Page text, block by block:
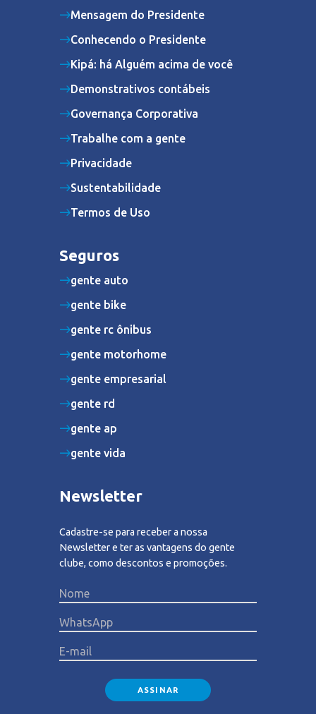
Mensagem do Presidente
Conhecendo o Presidente
Kipá: há Alguém acima de você
Demonstrativos contábeis
Governança Corporativa
Trabalhe com a gente
Privacidade
Sustentabilidade
Termos de Uso
Seguros
gente auto
gente bike
gente rc ônibus
gente motorhome
gente empresarial
gente rd
gente ap
gente vida
Newsletter
Cadastre-se para receber a nossa
Newsletter e ter as vantagens do gente
clube, como descontos e promoções.